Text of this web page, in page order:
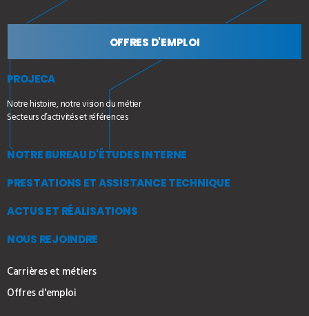
OFFRES D'EMPLOI
PROJECA
Notre histoire, notre vision du métier
Secteurs d’activités et références
NOTRE BUREAU D'ÉTUDES INTERNE
PRESTATIONS ET ASSISTANCE TECHNIQUE
ACTUS ET RÉALISATIONS
NOUS REJOINDRE
Carrières et métiers
Offres d'emploi